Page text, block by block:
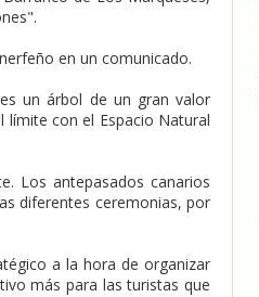
en un comunicado.
un árbol de un gran valor
con el Espacio Natural
Los antepasados canarios
diferentes ceremonias, por
a la hora de organizar
más para las turistas que